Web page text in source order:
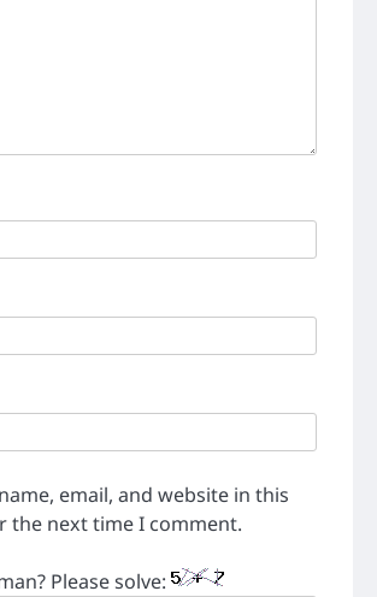
email, and website in this
the next time I comment.
Please solve: